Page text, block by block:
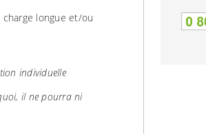
charge longue et/ou
individuelle
il ne pourra ni